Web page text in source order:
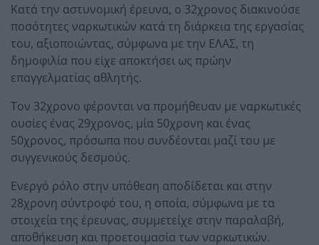
Κατά την αστυνομική έρευνα, ο 32χρονος διακινούσε
ποσότητες ναρκωτικών κατά τη διάρκεια της εργασίας
του, αξιοποιώντας, σύμφωνα με την ΕΛΑΣ, τη
δημοφιλία που είχε αποκτήσει ως πρώην
επαγγελματίας αθλητής.
Τον 32χρονο φέρονται να προμήθευαν με ναρκωτικές
ουσίες ένας 29χρονος, μία 50χρονη και ένας
50χρονος, πρόσωπα που συνδέονται μαζί του με
συγγενικούς δεσμούς.
Ενεργό ρόλο στην υπόθεση αποδίδεται και στην
28χρονη σύντροφό του, η οποία, σύμφωνα με τα
στοιχεία της έρευνας, συμμετείχε στην παραλαβή,
αποθήκευση και προετοιμασία των ναρκωτικών.